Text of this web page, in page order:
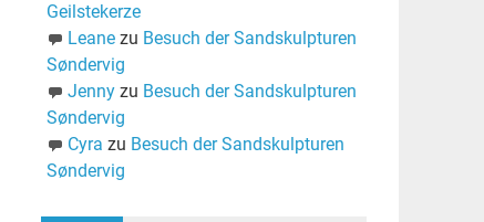
Geilstekerze
Leanezu Besuch der Sandskulpturen
Søndervig
Jennyzu Besuch der Sandskulpturen
Søndervig
Cyra zu Besuch der Sandskulpturen
Søndervig